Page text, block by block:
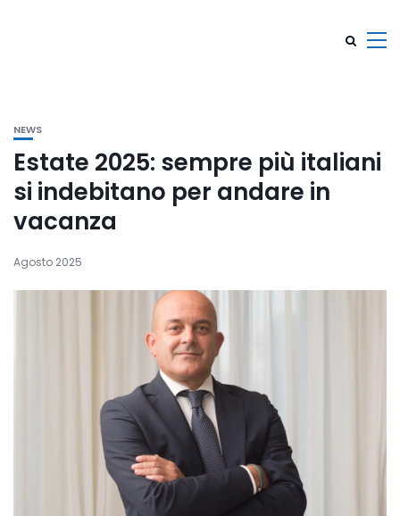
NEWS
Estate 2025: sempre più italiani
si indebitano per andare in
vacanza
Agosto 2025